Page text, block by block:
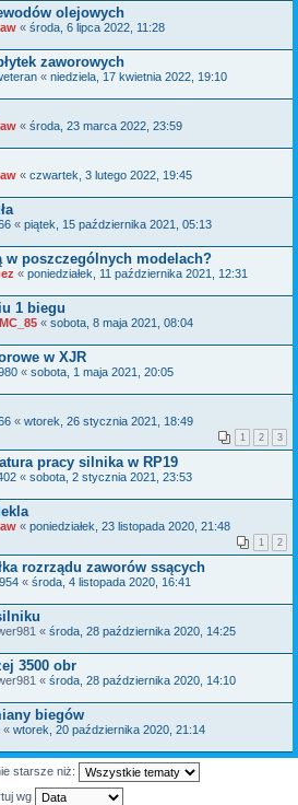
olejowych
« środa, 6 lipca 2022, 11:28
zaworowych
« niedziela, 17 kwietnia 2022, 19:10
« środa, 23 marca 2022, 23:59
« czwartek, 3 lutego 2022, 19:45
« piątek, 15 października 2021, 05:13
w poszczególnych modelach?
« poniedziałek, 11 października 2021, 12:31
1 biegu
« sobota, 8 maja 2021, 08:04
w XJR
« sobota, 1 maja 2021, 20:05
« wtorek, 26 stycznia 2021, 18:49
1 2 3
pracy silnika w RP19
« sobota, 2 stycznia 2021, 23:53
« poniedziałek, 23 listopada 2020, 21:48
1 2
rozrządu zaworów ssących
« środa, 4 listopada 2020, 16:41
« środa, 28 października 2020, 14:25
3500 obr
« środa, 28 października 2020, 14:10
biegów
« wtorek, 20 października 2020, 21:14
starsze niż:
wg